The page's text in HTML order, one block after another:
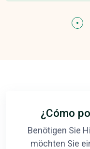
¿Cómo
Benötigen Sie
möchten Sie